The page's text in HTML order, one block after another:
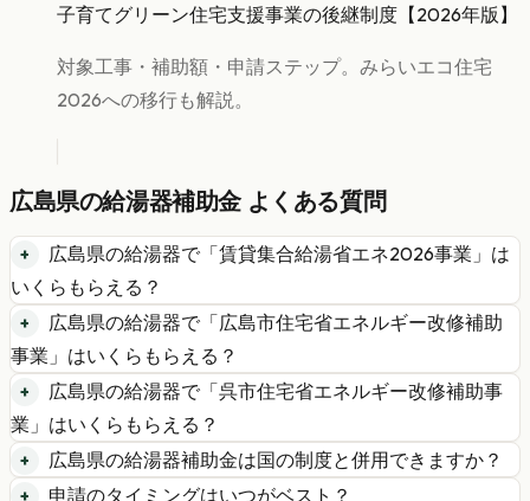
子育てグリーン住宅支援事業の後継制度【2026年版】
対象工事・補助額・申請ステップ。みらいエコ住宅
2026への移行も解説。
広島県の給湯器補助金 よくある質問
広島県の給湯器で「賃貸集合給湯省エネ2026事業 」は
いくらもらえる？
広島県の給湯器で「広島市住宅省エネルギー改修補助
事業 」はいくらもらえる？
広島県の給湯器で「呉市住宅省エネルギー改修補助事
業 」はいくらもらえる？
広島県の給湯器補助金は国の制度と併用できますか？
申請のタイミングはいつがベスト？